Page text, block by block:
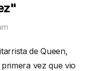
de Queen,
vez que vio